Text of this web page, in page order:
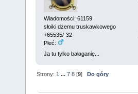
Wiadomości: 61159
słoiki dżemu truskawkowego
+65535/-32
Płeć:
Ja tu tylko bałaganię...
Strony: 1 ...7 8 [9] Do góry